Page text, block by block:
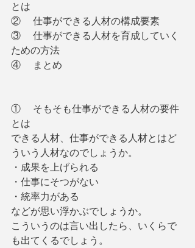
とは
②     仕事ができる人材の構成要素
③     仕事ができる人材を育成していく
ための方法
④     まとめ
①     そもそも仕事ができる人材の要件
とは
できる人材、仕事ができる人材とはど
ういう人材なのでしょうか。
・成果を上げられる
・仕事にそつがない
・統率力がある
などが思い浮かぶでしょうか。
こういうのは言い出したら、いくらで
も出てくるでしょう。